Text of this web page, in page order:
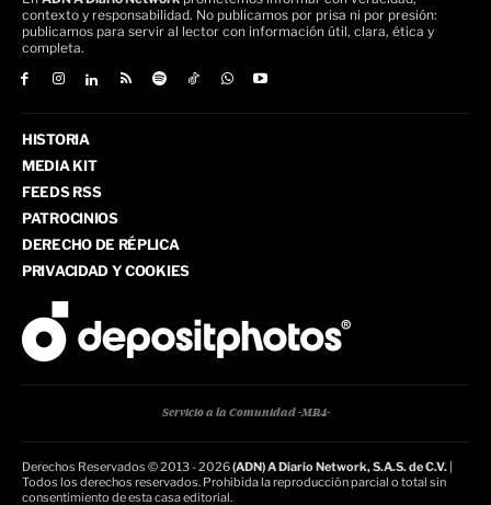
contexto y responsabilidad. No publicamos por prisa ni por presión:
publicamos para servir al lector con información útil, clara, ética y
completa.
HISTORIA
MEDIA KIT
FEEDS RSS
PATROCINIOS
DERECHO DE RÉPLICA
PRIVACIDAD Y COOKIES
Servicio a la Comunidad -MR4-
Derechos Reservados © 2013 - 2026(ADN) A Diario Network, S.A.S. de C.V.
Todos los derechos reservados. Prohibida la reproducción parcial o total sin
consentimiento de esta casa editorial.